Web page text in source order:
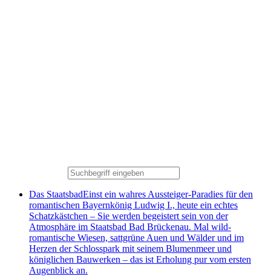
Das StaatsbadEinst ein wahres Aussteiger-Paradies für den
romantischen Bayernkönig Ludwig I., heute ein echtes
Schatzkästchen – Sie werden begeistert sein von der
Atmosphäre im Staatsbad Bad Brückenau. Mal wild-
romantische Wiesen, sattgrüne Auen und Wälder und im
Herzen der Schlosspark mit seinem Blumenmeer und
königlichen Bauwerken – das ist Erholung pur vom ersten
Augenblick an.